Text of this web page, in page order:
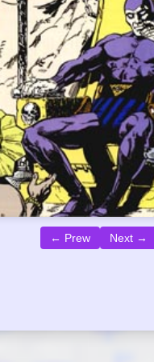
← Prew Next →